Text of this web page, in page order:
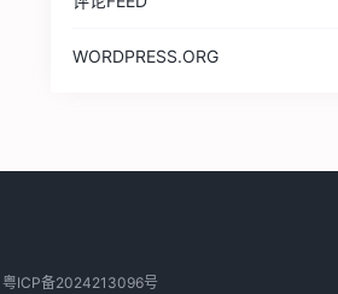
WORDPRESS.ORG
粤ICP备2024213096号